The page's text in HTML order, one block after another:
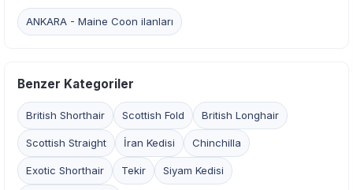
ANKARA - Maine Coon ilanları
Benzer Kategoriler
British Shorthair Scottish Fold British Longhair
Scottish Straight İran Kedisi Chinchilla
Exotic Shorthair Tekir Siyam Kedisi